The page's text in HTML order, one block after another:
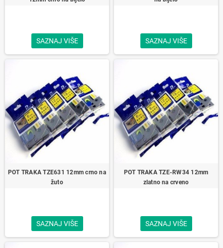
SAZNAJ VIŠE SAZNAJ VIŠE
POT TRAKA TZE631 12mm crno na
žuto
SAZNAJ VIŠE
POT TRAKA TZE-RW34 12mm
zlatno na crveno
SAZNAJ VIŠE